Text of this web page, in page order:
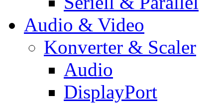
Audio & Video
Konverter & Scaler
Audio
DisplayPort